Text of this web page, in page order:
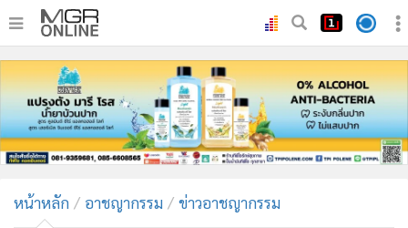
หน้าหลัก
• ทันเหตุการณ์
• ภาคใต้
• ภูมิภาค
• บันเทิง
หน้าหลัก อาชญากรรม ข่าวอาชญากรรม